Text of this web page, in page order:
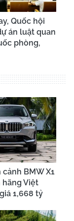
Quốc hội
án luật quan
phòng,
cảnh BMW X1
hãng Việt
1,668 tỷ